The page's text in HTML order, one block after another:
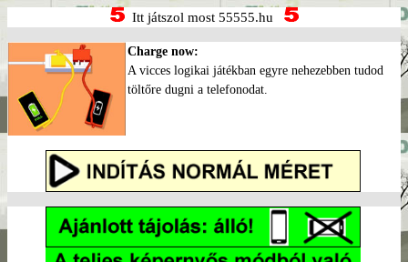
Itt játszol most 55555.hu
Charge now:
A vicces logikai játékban egyre nehezebben tudod
töltőre dugni a telefonodat.